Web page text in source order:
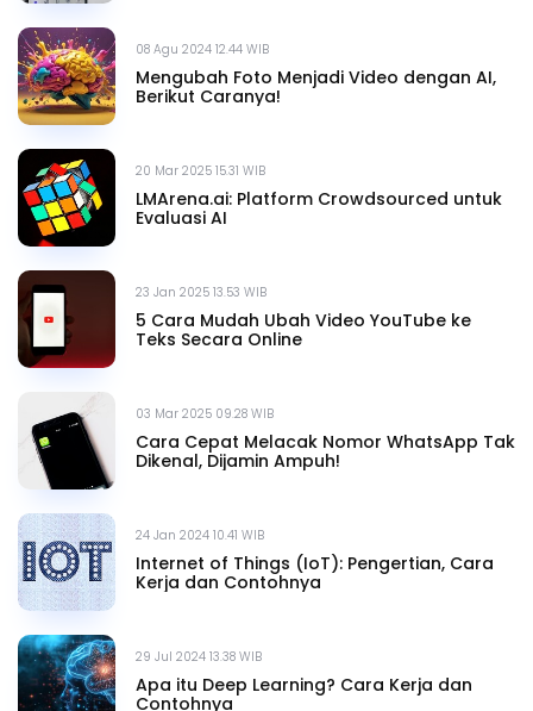
08 Agu 2024 12.44 WIB
Mengubah Foto Menjadi Video dengan AI,
Berikut Caranya!
20 Mar 2025 15.31 WIB
LMArena.ai: Platform Crowdsourced untuk
Evaluasi AI
23 Jan 2025 13.53 WIB
5 Cara Mudah Ubah Video YouTube ke
Teks Secara Online
03 Mar 2025 09.28 WIB
Cara Cepat Melacak Nomor WhatsApp Tak
Dikenal, Dijamin Ampuh!
24 Jan 2024 10.41 WIB
Internet of Things (IoT): Pengertian, Cara
Kerja dan Contohnya
29 Jul 2024 13.38 WIB
Apa itu Deep Learning? Cara Kerja dan
Contohnya